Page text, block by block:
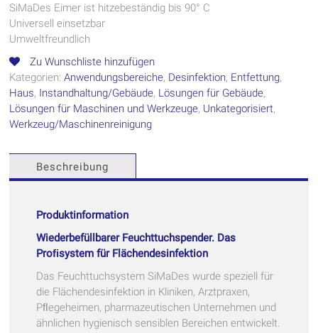
SiMaDes Eimer ist hitzebeständig bis 90° C
Universell einsetzbar
Umweltfreundlich
Zu Wunschliste hinzufügen
Kategorien:Anwendungsbereiche, Desinfektion, Entfettung,
Haus, Instandhaltung/Gebäude, Lösungen für Gebäude,
Lösungen für Maschinen und Werkzeuge, Unkategorisiert,
Werkzeug/Maschinenreinigung
Beschreibung
Produktinformation
Wiederbefüllbarer Feuchttuchspender. Das
Proﬁsystem für Flächendesinfektion
Das Feuchttuchsystem SiMaDes wurde speziell für
die Flächendesinfektion in Kliniken, Arztpraxen,
Pﬂegeheimen, pharmazeutischen Unternehmen und
ähnlichen hygienisch sensiblen Bereichen entwickelt.